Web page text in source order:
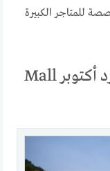
مخصصة للمتاجر الكبيرة
أسعار الوحدات في مول بارك يارد أكتوبر Mall